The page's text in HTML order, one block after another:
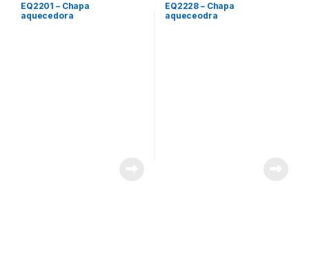
EQ2201 – Chapa
aquecedora
EQ2228 – Chapa
aqueceodra